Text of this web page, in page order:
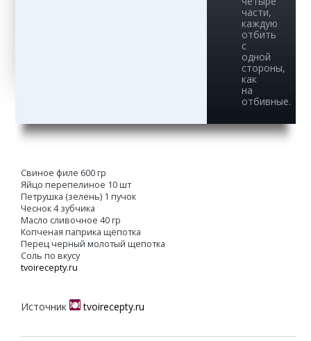
части,
каждую
отбить
с
одной
стороны,
как
на
отбивные.
Свиное филе 600 гр
Яйцо перепелиное 10 шт
Петрушка (зелень) 1 пучок
Чеснок 4 зубчика
Масло сливочное 40 гр
Копченая паприка щепотка
Перец черный молотый щепотка
Соль по вкусу
tvoirecepty.ru
Источник tvoirecepty.ru